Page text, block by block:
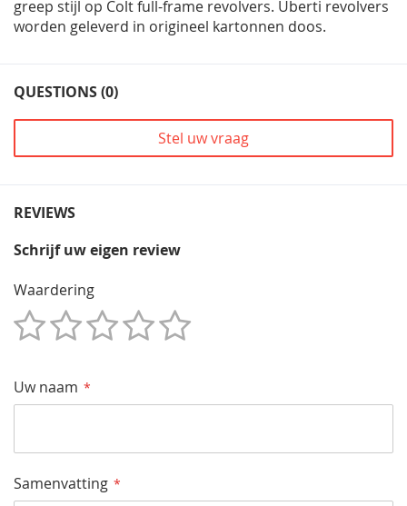
greep stijl op Colt full-frame revolvers. Uberti revolvers
worden geleverd in origineel kartonnen doos.
QUESTIONS (0)
Stel uw vraag
REVIEWS
Schrijf uw eigen review
Waardering
Uw naam
Samenvatting